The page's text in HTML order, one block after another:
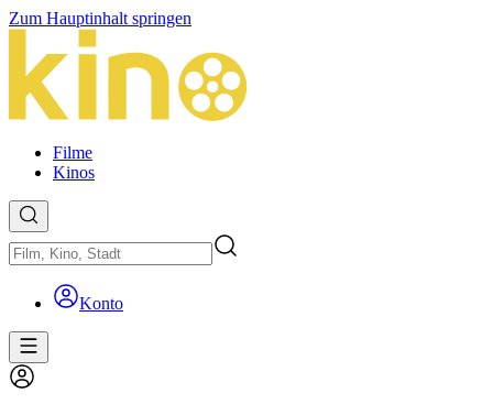
Zum Hauptinhalt springen
Filme
Kinos
Konto